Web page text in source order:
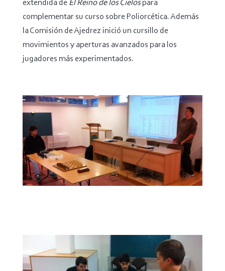
extendida de El Reino de los Cielospara
complementar su curso sobre Poliorcética. Además
la Comisión de Ajedrez inició un cursillo de
movimientos y aperturas avanzados para los
jugadores más experimentados.